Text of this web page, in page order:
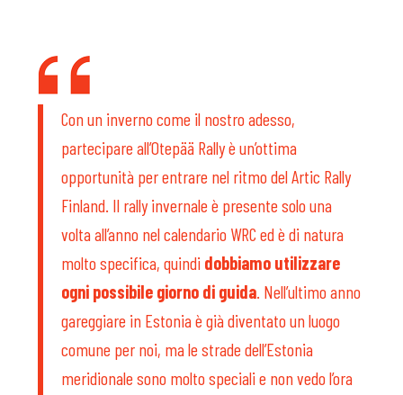
Con un inverno come il nostro adesso,
partecipare all’Otepää Rally è un’ottima
opportunità per entrare nel ritmo del Artic Rally
Finland. Il rally invernale è presente solo una
volta all’anno nel calendario WRC ed è di natura
molto specifica, quindi dobbiamo utilizzare
ogni possibile giorno di guida. Nell’ultimo anno
gareggiare in Estonia è già diventato un luogo
comune per noi, ma le strade dell’Estonia
meridionale sono molto speciali e non vedo l’ora